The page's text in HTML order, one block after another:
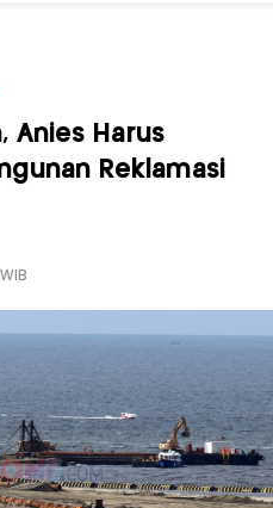
Anies Harus
Reklamasi